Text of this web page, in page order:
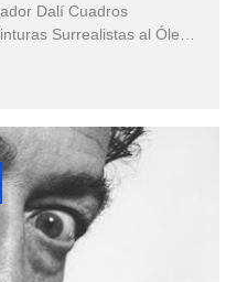
Dalí Cuadros
al Óleo Surrealis…